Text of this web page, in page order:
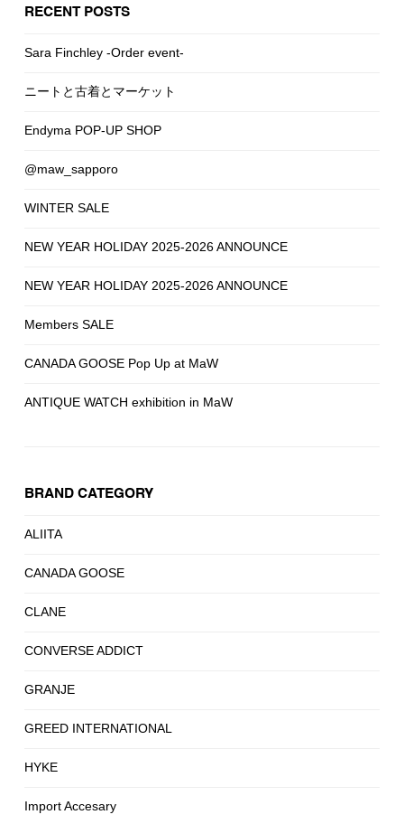
RECENT POSTS
Sara Finchley -Order event-
ニートと古着とマーケット
Endyma POP-UP SHOP
@maw_sapporo
WINTER SALE
NEW YEAR HOLIDAY 2025-2026 ANNOUNCE
NEW YEAR HOLIDAY 2025-2026 ANNOUNCE
Members SALE
CANADA GOOSE Pop Up at MaW
ANTIQUE WATCH exhibition in MaW
BRAND CATEGORY
ALIITA
CANADA GOOSE
CLANE
CONVERSE ADDICT
GRANJE
GREED INTERNATIONAL
HYKE
Import Accesary